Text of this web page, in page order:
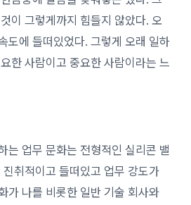
이 그렇게까지 힘들지 않았다. 오
도에 들떠있었다. 그렇게 오래 일하
한 사람이고 중요한 사람이라는 느
는 업무 문화는 전형적인 실리콘 밸
취적이고 들떠있고 업무 강도가
가 나를 비롯한 일반 기술 회사와